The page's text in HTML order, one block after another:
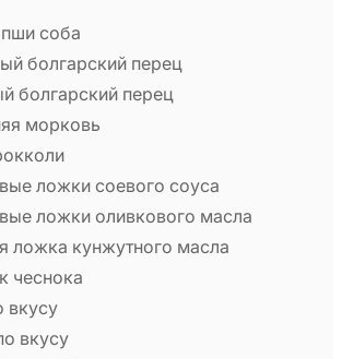
соба
болгарский перец
болгарский перец
морковь
ложки соевого соуса
ложки оливкового масла
ложка кунжутного масла
чеснока
вкусу
вкусу